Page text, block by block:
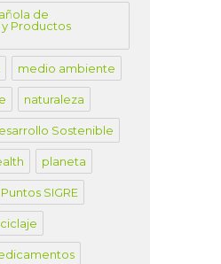
de
Productos
medio ambiente
naturaleza
Sostenible
planeta
Puntos SIGRE